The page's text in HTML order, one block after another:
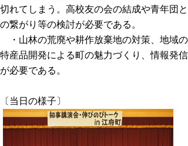
切れてしまう。高校友の会の結成や青年団と
の繋がり等の検討が必要である。
・山林の荒廃や耕作放棄地の対策、地域の
特産品開発による町の魅力づくり、情報発信
が必要である。
〔当日の様子〕